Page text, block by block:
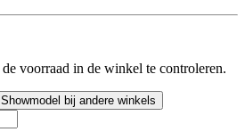
voorraad in de winkel te controleren.
Showmodel bij andere winkels